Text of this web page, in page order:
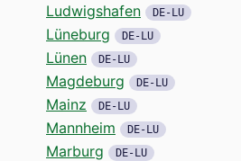
Ludwigshafen DE-LU
Lüneburg DE-LU
Lünen DE-LU
Magdeburg DE-LU
Mainz DE-LU
Mannheim DE-LU
Marburg DE-LU